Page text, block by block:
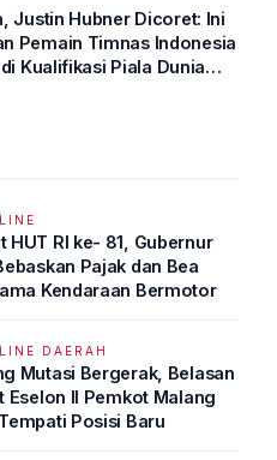
Justin Hubner Dicoret: Ini
Pemain Timnas Indonesia
Kualifikasi Piala Dunia
HUT RI ke- 81, Gubernur
Pajak dan Bea
Kendaraan Bermotor
DAERAH
Mutasi Bergerak, Belasan
Eselon II Pemkot Malang
Posisi Baru